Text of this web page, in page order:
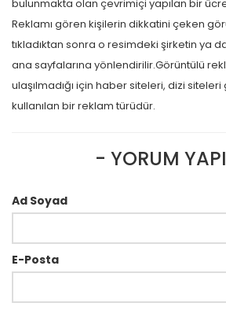
bulunmakta olan çevrimiçi yapılan bir
Reklamı gören kişilerin dikkatini çeken
tıkladıktan sonra o resimdeki şirketin ya
ana sayfalarına yönlendirilir.Görüntülü
ulaşılmadığı için haber siteleri, dizi
kullanılan bir reklam türüdür.
- YORUM
Ad Soyad
E-Posta